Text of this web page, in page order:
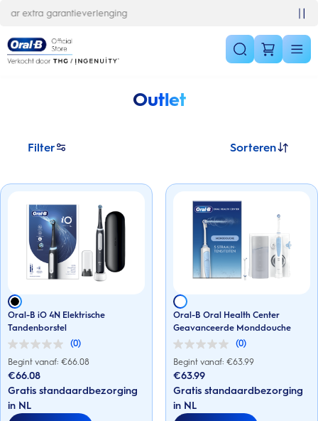
Outlet
Filter Sorteren
Oral-B iO 4N Elektrische
Tandenborstel
(0)
0.0
van
de
5
sterren.
Begint vanaf: €66.08
€66.08
Gratis standaardbezorging
in NL
Oral-B Oral Health Center
Geavanceerde Monddouche
(0)
0.0
van
de
5
sterren.
Begint vanaf: €63.99
€63.99
Gratis standaardbezorging
in NL